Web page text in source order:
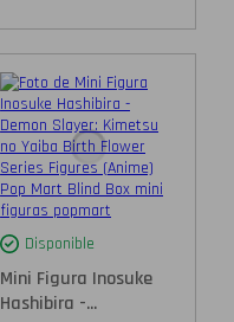
Disponible
Mini Figura Inosuke
Hashibira -...